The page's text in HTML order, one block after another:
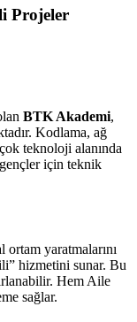
Projeler
BTK Akademi,
Kodlama, ağ
teknoloji alanında
için teknik
yaratmalarını
hizmetini sunar. Bu
Hem Aile
sağlar.